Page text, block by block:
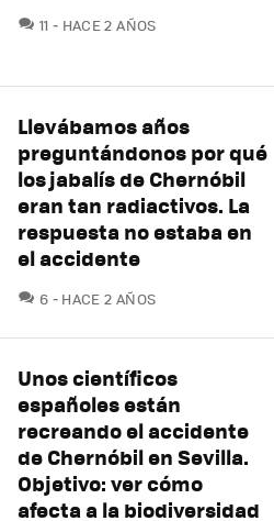
11 COMENTARIOS
HACE 2 AÑOS
Llevábamos años
preguntándonos por qué
los jabalís de Chernóbil
eran tan radiactivos. La
respuesta no estaba en
el accidente
6 COMENTARIOS
HACE 2 AÑOS
Unos científicos
españoles están
recreando el accidente
de Chernóbil en Sevilla.
Objetivo: ver cómo
afecta a la biodiversidad